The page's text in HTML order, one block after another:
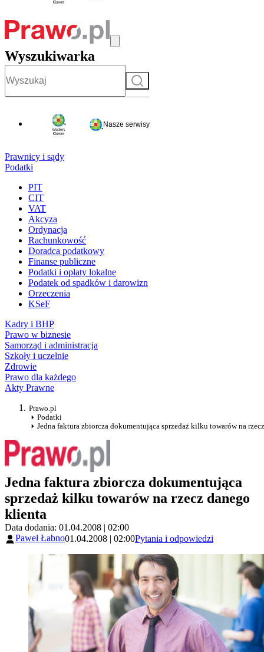
Wyszukiwarka
Szukaj
Nasze serwisy
Prawnicy i sądy
Podatki
PIT
CIT
VAT
Akcyza
Ordynacja
Rachunkowość
Doradca podatkowy
Finanse publiczne
Podatki i opłaty lokalne
Podatek od spadków i darowizn
Orzeczenia
KSeF
Kadry i BHP
Prawo w biznesie
Samorząd i administracja
Szkoły i uczelnie
Zdrowie
Prawo dla każdego
Akty Prawne
Prawo.pl
Podatki
Jedna faktura zbiorcza dokumentująca sprzedaż kilku towarów na
Jedna faktura zbiorcza dokumentująca
sprzedaż kilku towarów na rzecz danego
klienta
Data dodania: 01.04.2008 | 02:00
Paweł Łabno01.04.2008 | 02:00Pytania i odpowiedzi